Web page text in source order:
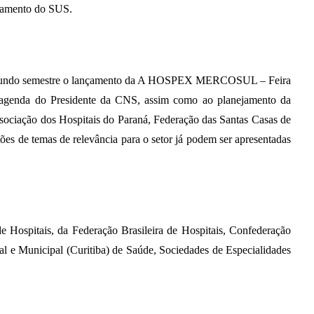
do SUS.
semestre o lançamento da A HOSPEX MERCOSUL – Feira
do Presidente da CNS, assim como ao planejamento da
dos Hospitais do Paraná, Federação das Santas Casas de
de temas de relevância para o setor já podem ser apresentadas
da Federação Brasileira de Hospitais, Confederação
e Municipal (Curitiba) de Saúde, Sociedades de Especialidades